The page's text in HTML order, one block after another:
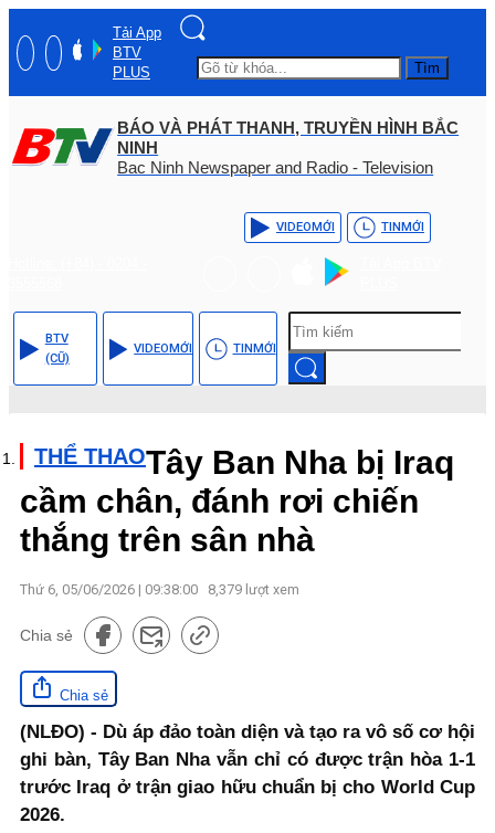
Tải App
BTV
PLUS
Tìm
BÁO VÀ PHÁT THANH, TRUYỀN HÌNH BẮC
NINH
Bac Ninh Newspaper and Radio - Television
VIDEOMỚI TINMỚI
BTV
(CŨ)
VIDEOMỚI TINMỚI
THỂ THAOTây Ban Nha bị Iraq
cầm chân, đánh rơi chiến
thắng trên sân nhà
Thứ 6, 05/06/2026 | 09:38:00 8,379 lượt xem
Chia sẻ
Chia sẻ
(NLĐO) - Dù áp đảo toàn diện và tạo ra vô số cơ hội
ghi bàn, Tây Ban Nha vẫn chỉ có được trận hòa 1-1
trước Iraq ở trận giao hữu chuẩn bị cho World Cup
2026.